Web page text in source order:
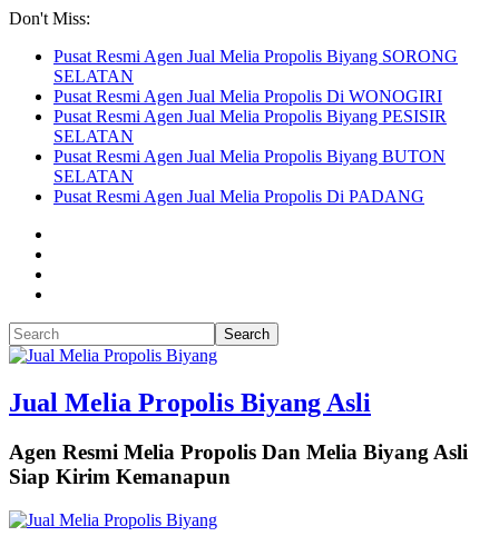
Don't Miss:
Pusat Resmi Agen Jual Melia Propolis Biyang SORONG
SELATAN
Pusat Resmi Agen Jual Melia Propolis Di WONOGIRI
Pusat Resmi Agen Jual Melia Propolis Biyang PESISIR
SELATAN
Pusat Resmi Agen Jual Melia Propolis Biyang BUTON
SELATAN
Pusat Resmi Agen Jual Melia Propolis Di PADANG
Jual Melia Propolis Biyang Asli
Agen Resmi Melia Propolis Dan Melia Biyang Asli
Siap Kirim Kemanapun